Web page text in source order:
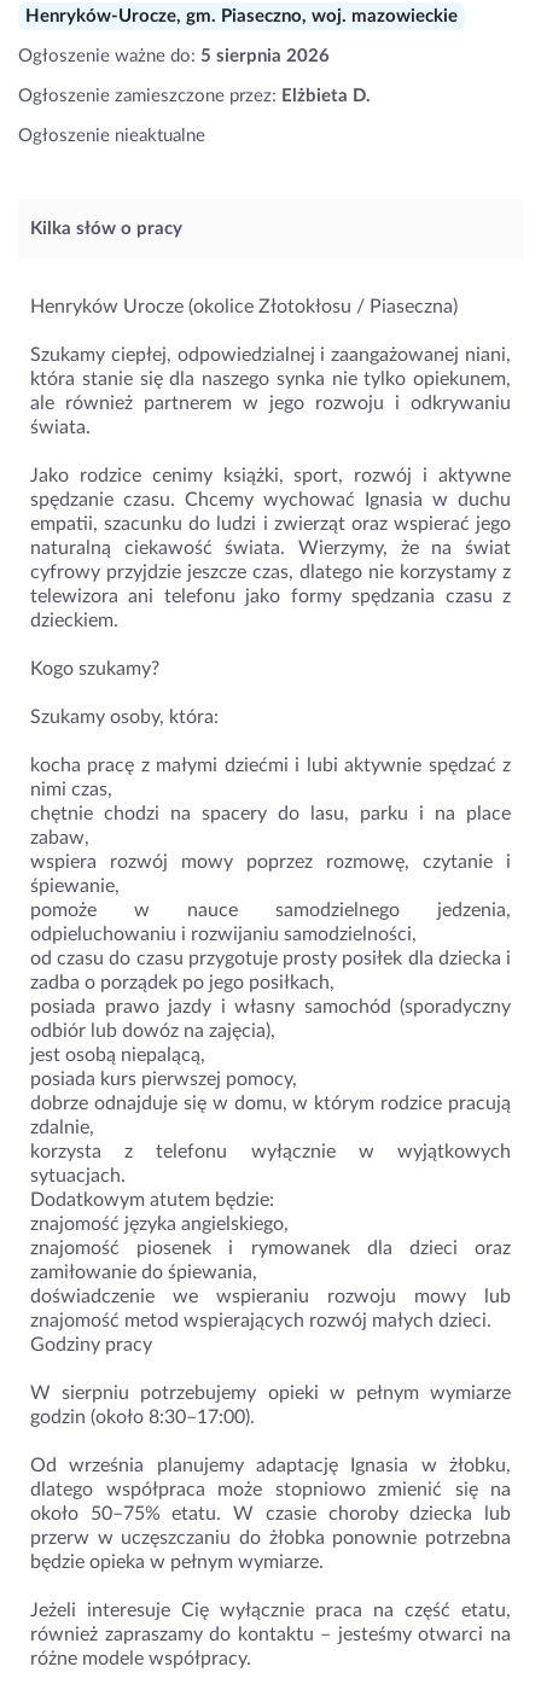
Henryków-Urocze, gm. Piaseczno, woj. mazowieckie
Ogłoszenie ważne do: 5 sierpnia 2026
Ogłoszenie zamieszczone przez: Elżbieta D.
Ogłoszenie nieaktualne
Kilka słów o pracy
Henryków Urocze (okolice Złotokłosu / Piaseczna)
Szukamy ciepłej, odpowiedzialnej i zaangażowanej niani,
która stanie się dla naszego synka nie tylko opiekunem,
ale również partnerem w jego rozwoju i odkrywaniu
świata.
Jako rodzice cenimy książki, sport, rozwój i aktywne
spędzanie czasu. Chcemy wychować Ignasia w duchu
empatii, szacunku do ludzi i zwierząt oraz wspierać jego
naturalną ciekawość świata. Wierzymy, że na świat
cyfrowy przyjdzie jeszcze czas, dlatego nie korzystamy z
telewizora ani telefonu jako formy spędzania czasu z
dzieckiem.
Kogo szukamy?
Szukamy osoby, która:
kocha pracę z małymi dziećmi i lubi aktywnie spędzać z
nimi czas,
chętnie chodzi na spacery do lasu, parku i na place
zabaw,
wspiera rozwój mowy poprzez rozmowę, czytanie i
śpiewanie,
pomoże w nauce samodzielnego jedzenia,
odpieluchowaniu i rozwijaniu samodzielności,
od czasu do czasu przygotuje prosty posiłek dla dziecka i
zadba o porządek po jego posiłkach,
posiada prawo jazdy i własny samochód (sporadyczny
odbiór lub dowóz na zajęcia),
jest osobą niepalącą,
posiada kurs pierwszej pomocy,
dobrze odnajduje się w domu, w którym rodzice pracują
zdalnie,
korzysta z telefonu wyłącznie w wyjątkowych
sytuacjach.
Dodatkowym atutem będzie:
znajomość języka angielskiego,
znajomość piosenek i rymowanek dla dzieci oraz
zamiłowanie do śpiewania,
doświadczenie we wspieraniu rozwoju mowy lub
znajomość metod wspierających rozwój małych dzieci.
Godziny pracy
W sierpniu potrzebujemy opieki w pełnym wymiarze
godzin (około 8:30–17:00).
Od września planujemy adaptację Ignasia w żłobku,
dlatego współpraca może stopniowo zmienić się na
około 50–75% etatu. W czasie choroby dziecka lub
przerw w uczęszczaniu do żłobka ponownie potrzebna
będzie opieka w pełnym wymiarze.
Jeżeli interesuje Cię wyłącznie praca na część etatu,
również zapraszamy do kontaktu – jesteśmy otwarci na
różne modele współpracy.